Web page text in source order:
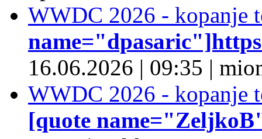
WWDC 2026 - kopanje
16.06.2026 | 09:35 |
WWDC 2026 - kopanje
[quote